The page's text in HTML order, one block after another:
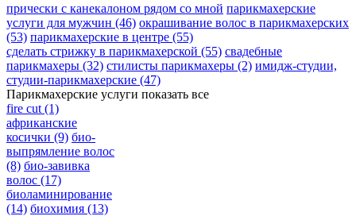
прически с канекалоном рядом со мной парикмахерские
услуги для мужчин (46) окрашивание волос в парикмахерских
(53) парикмахерские в центре (55)
сделать стрижку в парикмахерской (55) свадебные
парикмахеры (32) стилисты парикмахеры (2) имидж-студии,
студии-парикмахерские (47)
Парикмахерские услуги показать все
fire cut (1)
африканские
косички (9) био-
выпрямление волос
(8) био-завивка
волос (17)
биоламинирование
(14) биохимия (13)